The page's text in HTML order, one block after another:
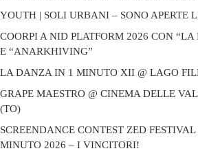
YOUTH | SOLI URBANI – SONO APERTE
COORPI A NID PLATFORM 2026 CON
E “ANARKHIVING”
LA DANZA IN 1 MINUTO XII @ LAGO
GRAPE MAESTRO @ CINEMA DELLE
(TO)
SCREENDANCE CONTEST ZED
MINUTO 2026 – I VINCITORI!